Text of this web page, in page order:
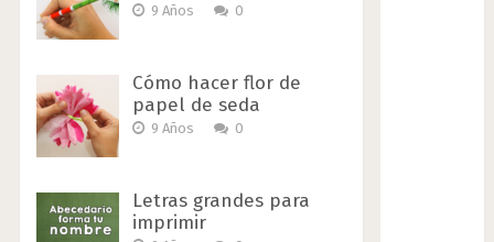
9 Años 0
Cómo hacer flor de
papel de seda
9 Años 0
Letras grandes para
imprimir